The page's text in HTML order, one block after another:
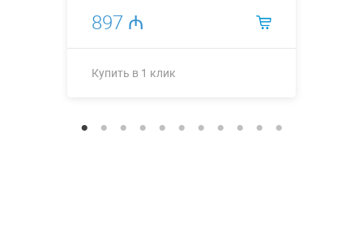
897 ₼
Купить в 1 клик